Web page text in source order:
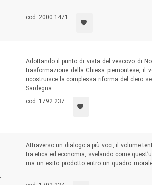
contributi di amiche e amici che hanno
vita religiosa e alla santità.
cod. 2000.1471
Adottando il punto di vista del vescovo di
trasformazione della Chiesa piemontese, il
ricostruisce la complessa riforma del clero
Sardegna.
cod. 1792.237
Attraverso un dialogo a più voci, il volume
tra etica ed economia, svelando come
ma un esito prodotto entro un quadro
civile e i modi di concepire il progresso
esperti e degli scienziati economici.